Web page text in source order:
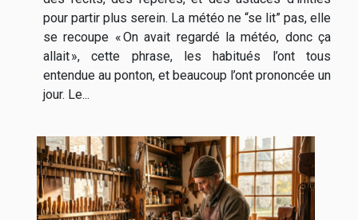
pour partir plus serein. La météo ne “se lit” pas, elle
se recoupe « On avait regardé la météo, donc ça
allait », cette phrase, les habitués l’ont tous
entendue au ponton, et beaucoup l’ont prononcée un
jour. Le...